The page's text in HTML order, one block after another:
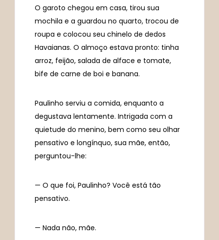
O garoto chegou em casa, tirou sua
mochila e a guardou no quarto, trocou de
roupa e colocou seu chinelo de dedos
Havaianas. O almoço estava pronto: tinha
arroz, feijão, salada de alface e tomate,
bife de carne de boi e banana.
Paulinho serviu a comida, enquanto a
degustava lentamente. Intrigada com a
quietude do menino, bem como seu olhar
pensativo e longínquo, sua mãe, então,
perguntou-lhe:
— O que foi, Paulinho? Você está tão
pensativo.
— Nada não, mãe.